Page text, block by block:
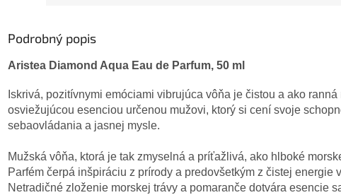
Podrobný popis
Aristea Diamond Aqua Eau de Parfum, 50 ml
Iskrivá, pozitívnymi emóciami vibrujúca vôňa je čistou a ako ranná
osviežujúcou esenciou určenou mužovi, ktorý si cení svoje
sebaovládania a jasnej mysle.
Mužská vôňa, ktorá je tak zmyselná a príťažlivá, ako hlboké
Parfém čerpá inšpiráciu z prírody a predovšetkým z čistej energie
Netradičné zloženie morskej trávy a pomaranče dotvára esencie